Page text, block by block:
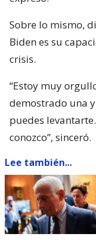
Sobre lo mismo,
Biden es su
crisis.
“Estoy muy
demostrado una
puedes
conozco”, sinceró.
Lee también...